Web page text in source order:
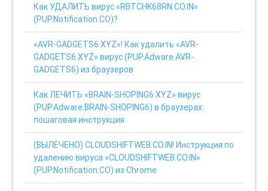
Как УДАЛИТЬ вирус «RBTCHK68RN.CO.IN»
(PUP.Notification.CO)?
«AVR-GADGETS6.XYZ»! Как удалить «AVR-
GADGETS6.XYZ» вирус (PUP.Adware.AVR-
GADGETS6) из браузеров
Как ЛЕЧИТЬ «BRAIN-SHOPING6.XYZ» вирус
(PUP.Adware.BRAIN-SHOPING6) в браузерах:
пошаговая инструкция
(ВЫЛЕЧЕНО) CLOUDSHIFTWEB.CO.IN! Инструкция по
удалению вируса «CLOUDSHIFTWEB.CO.IN»
(PUP.Notification.CO) из Chrome